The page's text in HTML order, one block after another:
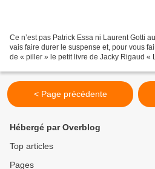
Ce n’est pas Patrick Essa ni Laurent Gotti
vais faire durer le suspense et, pour vous
de « piller » le petit livre de Jacky Rigaud «
< Page précédente
Hébergé par Overblog
Top articles
Pages